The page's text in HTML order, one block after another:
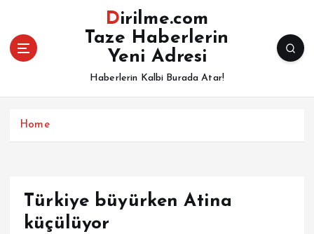
Dirilme.com
Taze Haberlerin
Yeni Adresi
Haberlerin Kalbi Burada Atar!
Home
Türkiye büyürken Atina
küçülüyor